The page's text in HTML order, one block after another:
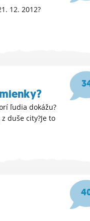
12. 2012?
ľudia dokážu?
duše city?Je to